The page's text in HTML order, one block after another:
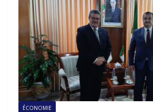
ÉCONOMIE